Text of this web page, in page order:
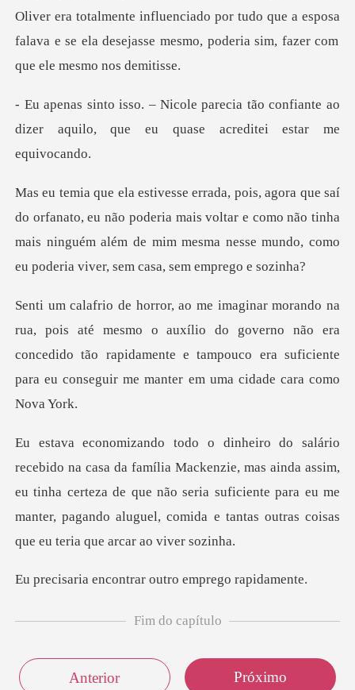
Oliver era totalmente influenciado por tudo que a esposa
a tão confiante ao
dizer aquilo, que eu
eu não poderia mais voltar e como não tinha
mais ninguém além de mim mes
mo o auxílio do governo não era
concedido tão rapidamente e tampouco era
ie, mas ainda assim,
eu tinha certeza de que não seria suficiente para eu me
manter,
contrar outro em
Fim do capítulo
Anterior Próximo